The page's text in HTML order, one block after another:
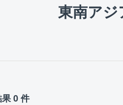
東南アジ
0 件